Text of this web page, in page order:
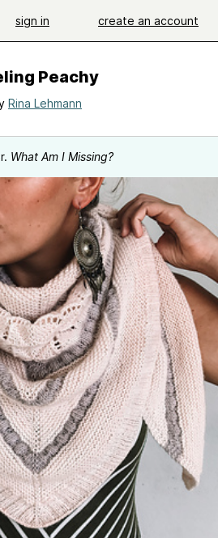
sign in create an account
Peachy
Rina Lehmann
What Am I Missing?